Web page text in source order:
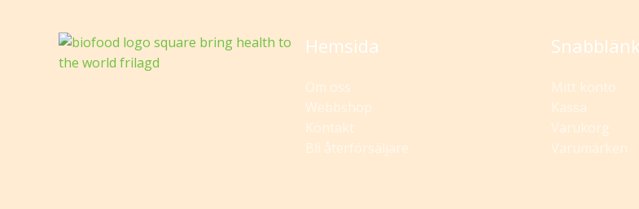
Hemsida
Om oss
Webbshop
Kontakt
Bli återförsäljare
Mitt konto
Kassa
Varukorg
Varumärken